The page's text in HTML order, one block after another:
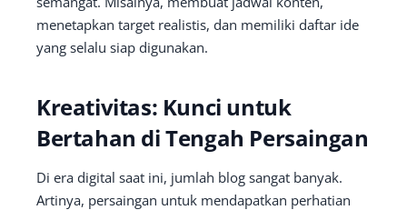
menetapkan target realistis, dan memiliki daftar ide
yang selalu siap digunakan.
Kreativitas: Kunci untuk
Bertahan di Tengah Persaingan
Di era digital saat ini, jumlah blog sangat banyak.
Artinya, persaingan untuk mendapatkan perhatian